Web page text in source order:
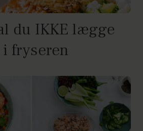
du IKKE lægge
fryseren